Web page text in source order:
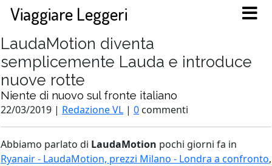
Viaggiare Leggeri
LaudaMotion diventa
semplicemente Lauda e introduce
nuove rotte
Niente di nuovo sul fronte italiano
22/03/2019 | Redazione VL | 0 commenti
Abbiamo parlato di LaudaMotion pochi giorni fa in
Ryanair - LaudaMotion, prezzi Milano - Londra a confronto,